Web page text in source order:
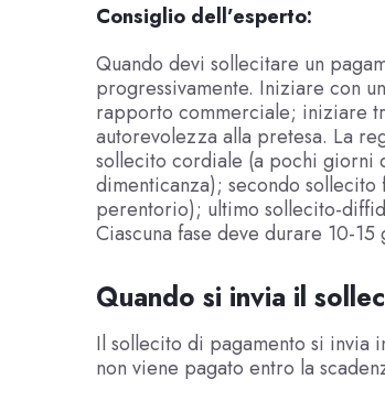
Consiglio dell’esperto:
Quando devi sollecitare un
progressivamente. Iniziare con
rapporto commerciale; iniziare
autorevolezza alla pretesa. La
sollecito cordiale (a pochi giorni
dimenticanza); secondo
perentorio); ultimo sollecito-
Ciascuna fase deve durare 10-
Quando si invia il
Il sollecito di pagamento si invia
non viene pagato entro la